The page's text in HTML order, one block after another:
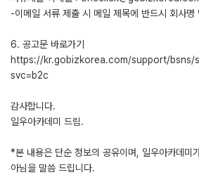
-이메일 서류 제출 시 메일 제목에 반드시 회사명
6. 공고문 바로가기
https://kr.gobizkorea.com/support/bsns/
svc=b2c
감사합니다.
일우아카데미 드림.
*본 내용은 단순 정보의 공유이며, 일우아카데미
아님을 말씀 드립니다.